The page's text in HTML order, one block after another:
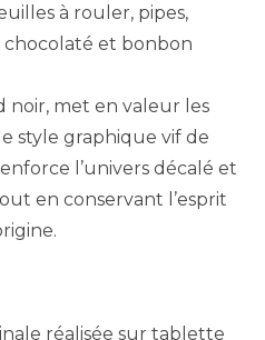
à rouler, pipes,
chocolaté et bonbon
noir, met en valeur les
style graphique vif de
l’univers décalé et
en conservant l’esprit
réalisée sur tablette